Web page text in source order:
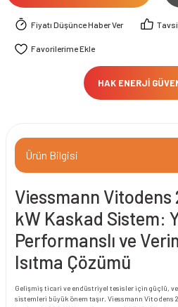
Fiyatı Düşünce Haber Ver
HAK ENERJİ
Ürün Bilgisi
Viessmann Vitodens
kW Kaskad Sistem:
Performanslı ve
Isıtma Çözümü
Gelişmiş ticari ve endüstriyel tesisler için güçlü,
sistemleri büyük önem taşır. Viessmann Vitodens